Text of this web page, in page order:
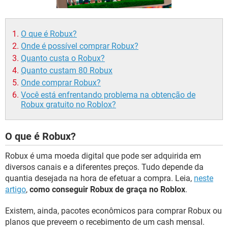
O que é Robux?
Onde é possível comprar Robux?
Quanto custa o Robux?
Quanto custam 80 Robux
Onde comprar Robux?
Você está enfrentando problema na obtenção de
Robux gratuito no Roblox?
O que é Robux?
Robux é uma moeda digital que pode ser adquirida em
diversos canais e a diferentes preços. Tudo depende da
quantia desejada na hora de efetuar a compra. Leia, neste
artigo, como conseguir Robux de graça no Roblox.
Existem, ainda, pacotes econômicos para comprar Robux ou
planos que preveem o recebimento de um cash mensal.